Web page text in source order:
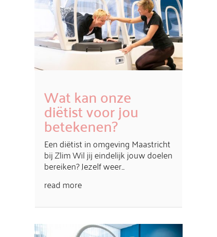
Wat kan onze
diëtist voor jou
betekenen?
Een diëtist in omgeving Maastricht
bij Zlim Wil jij eindelijk jouw doelen
bereiken? Jezelf weer...
read more